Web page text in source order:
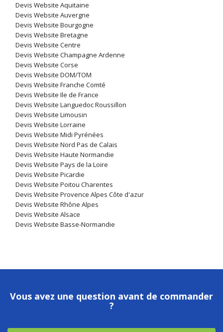
Devis Website Aquitaine
Devis Website Auvergne
Devis Website Bourgogne
Devis Website Bretagne
Devis Website Centre
Devis Website Champagne Ardenne
Devis Website Corse
Devis Website DOM/TOM
Devis Website Franche Comté
Devis Website Ile de France
Devis Website Languedoc Roussillon
Devis Website Limousin
Devis Website Lorraine
Devis Website Midi Pyrénées
Devis Website Nord Pas de Calais
Devis Website Haute Normandie
Devis Website Pays de la Loire
Devis Website Picardie
Devis Website Poitou Charentes
Devis Website Provence Alpes Côte d'azur
Devis Website Rhône Alpes
Devis Website Alsace
Devis Website Basse-Normandie
Vous avez une question avant de commander
?